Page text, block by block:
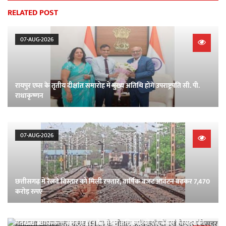
RELATED POST
07-AUG-2026
रायपुर एम्स के तृतीय दीक्षांत समारोह में मुख्य अतिथि होंगे उपराष्ट्रपति सी. पी.
राधाकृष्णन
07-AUG-2026
छत्तीसगढ़ में रेलवे विस्तार को मिली रफ्तार, वार्षिक बजट आवंटन बढ़कर 7,470
करोड़ रुपए
मतदाता जागरूकता क्लब (ELC) के नोडल अधिकारियों एवं कैंपस एंबेसडर को